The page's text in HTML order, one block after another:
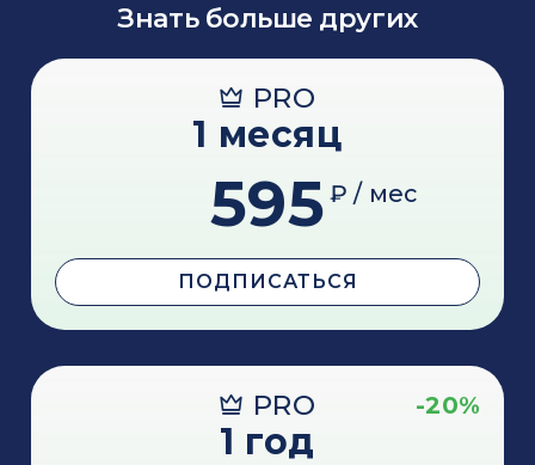
Знать больше других
PRO
1 месяц
595 ₽ / мес
ПОДПИСАТЬСЯ
PRO -20%
1 год